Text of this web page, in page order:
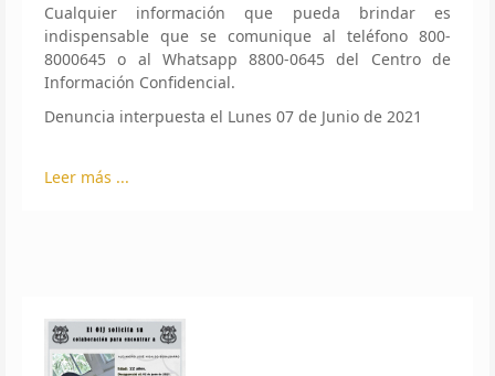
Cualquier información que pueda brindar es
indispensable que se comunique al teléfono 800-
8000645 o al Whatsapp 8800-0645 del Centro de
Información Confidencial.
Denuncia interpuesta el Lunes 07 de Junio de 2021
Leer más ...